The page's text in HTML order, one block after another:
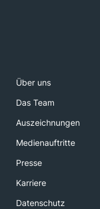
Über uns
Das Team
Auszeichnungen
Medienauftritte
Presse
Karriere
Datenschutz